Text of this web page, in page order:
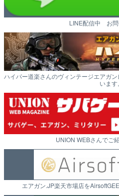
LINE配信中 お問
ハイパー道楽さんのヴィンテージエアガ
います。
UNION WEBさんでご
エアガン.JP楽天市場店を